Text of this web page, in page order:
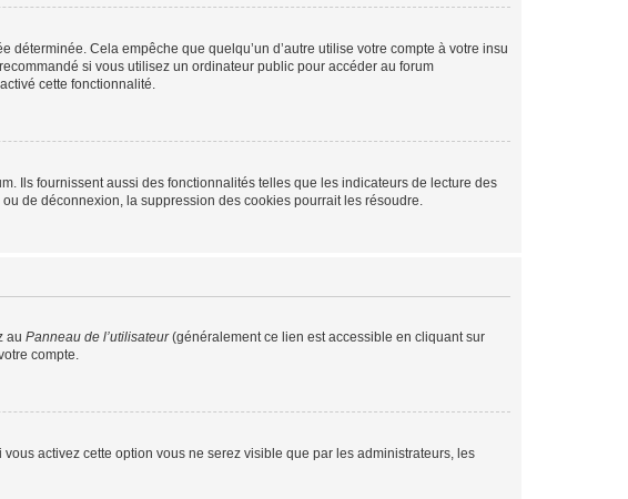
Cela empêche que quelqu’un d’autre utilise votre compte à votre insu
si vous utilisez un ordinateur public pour accéder au forum
cette fonctionnalité.
Ils fournissent aussi des fonctionnalités telles que les indicateurs de lecture des
de déconnexion, la suppression des cookies pourrait les résoudre.
au Panneau de l’utilisateur(généralement ce lien est accessible en cliquant sur
compte.
vous activez cette option vous ne serez visible que par les administrateurs, les